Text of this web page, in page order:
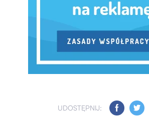
UDOSTĘPNIJ: